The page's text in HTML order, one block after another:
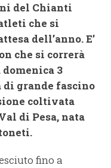
del Chianti
che si
dell’anno. E’
che si correrà
3
di grande fascino
coltivata
di Pesa, nata
fino a